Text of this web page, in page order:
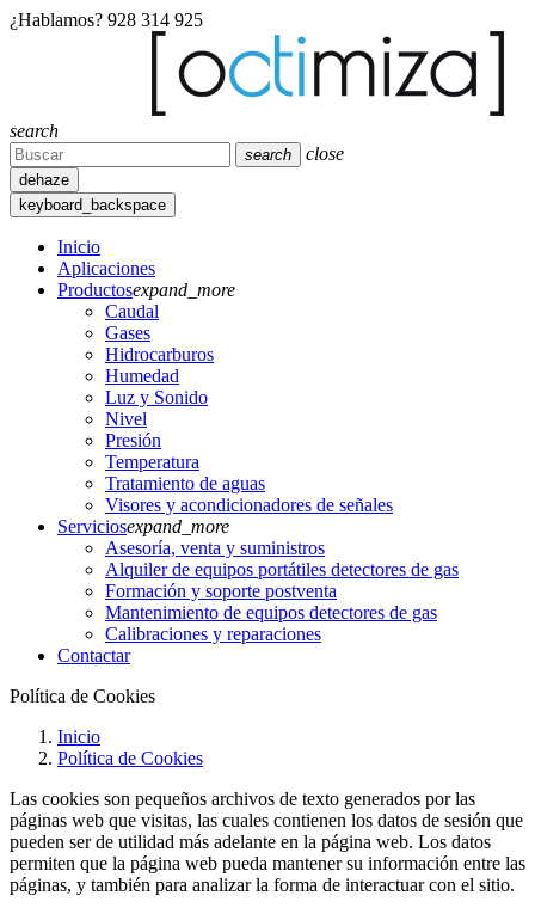
¿Hablamos? 928 314 925
search
search close
dehaze
keyboard_backspace
Inicio
Aplicaciones
Productosexpand_more
Caudal
Gases
Hidrocarburos
Humedad
Luz y Sonido
Nivel
Presión
Temperatura
Tratamiento de aguas
Visores y acondicionadores de señales
Serviciosexpand_more
Asesoría, venta y suministros
Alquiler de equipos portátiles detectores de gas
Formación y soporte postventa
Mantenimiento de equipos detectores de gas
Calibraciones y reparaciones
Contactar
Política de Cookies
Inicio
Política de Cookies
Las cookies son pequeños archivos de texto generados por las
páginas web que visitas, las cuales contienen los datos de sesión que
pueden ser de utilidad más adelante en la página web. Los datos
permiten que la página web pueda mantener su información entre las
páginas, y también para analizar la forma de interactuar con el sitio.